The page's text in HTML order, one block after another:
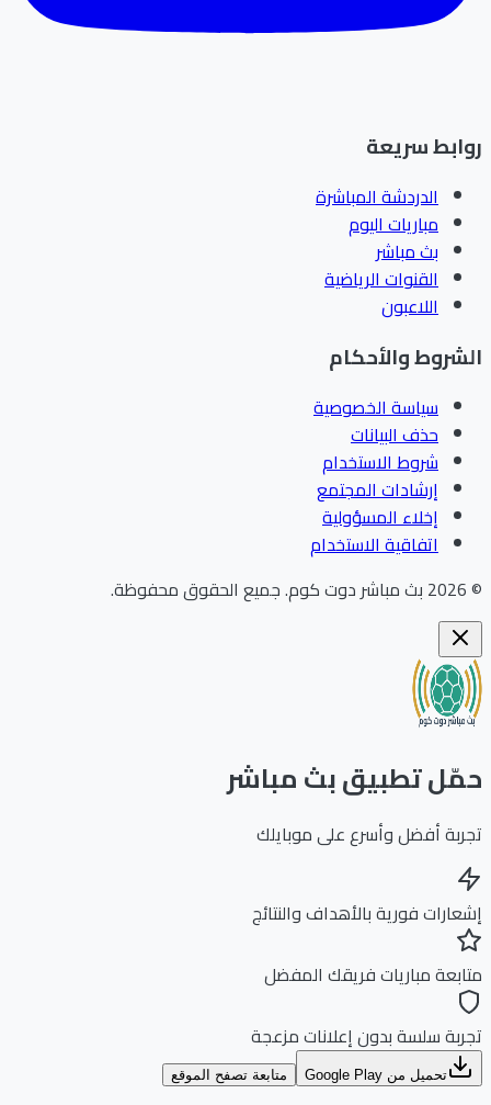
سريعة
الدردشة المباشرة
مباريات اليوم
بث مباشر
القنوات الرياضية
اللاعبون
والأحكام
سياسة الخصوصية
حذف البيانات
شروط الاستخدام
إرشادات المجتمع
إخلاء المسؤولية
اتفاقية الاستخدام
بث مباشر دوت كوم.جميع الحقوق محفوظة.
تطبيق بث مباشر
أفضل وأسرع على موبايلك
فورية بالأهداف والنتائج
مباريات فريقك المفضل
سلسة بدون إعلانات مزعجة
تحميل من Google Play متابعة تصفح الموقع